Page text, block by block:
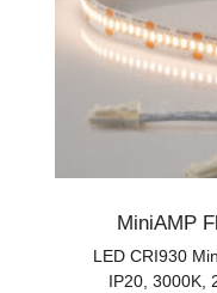
MiniAMP
LED CRI930
IP20, 3000K,